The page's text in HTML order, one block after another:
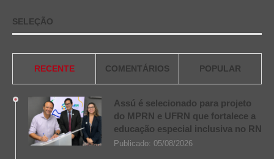
SELEÇÃO
RECENTE COMENTÁRIOS POPULAR
Assú é selecionado para projeto
do MPRN e UFRN que fortalece a
educação especial inclusiva no RN
Publicado: 05/08/2026